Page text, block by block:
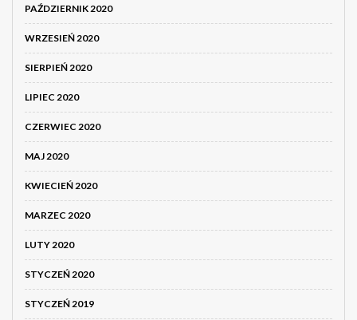
PAŹDZIERNIK 2020
WRZESIEŃ 2020
SIERPIEŃ 2020
LIPIEC 2020
CZERWIEC 2020
MAJ 2020
KWIECIEŃ 2020
MARZEC 2020
LUTY 2020
STYCZEŃ 2020
STYCZEŃ 2019